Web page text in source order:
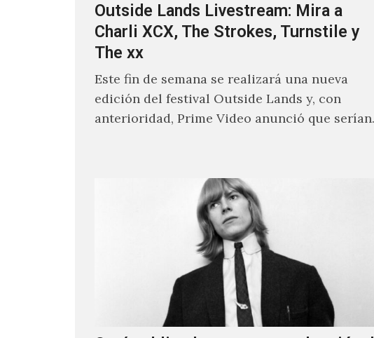
Outside Lands Livestream: Mira a
Charli XCX, The Strokes, Turnstile y
The xx
Este fin de semana se realizará una nueva
edición del festival Outside Lands y, con
anterioridad, Prime Video anunció que serían